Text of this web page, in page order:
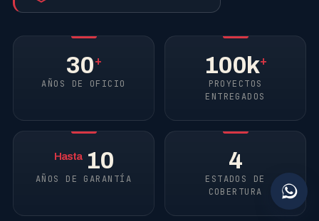
30+
AÑOS DE OFICIO
100k+
PROYECTOS
ENTREGADOS
Hasta 10
AÑOS DE GARANTÍA
4
ESTADOS DE
COBERTURA